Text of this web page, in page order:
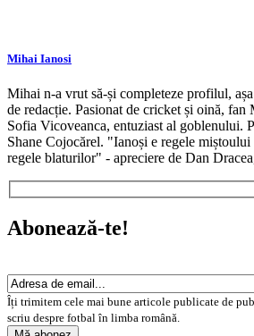
Mihai Ianosi
Mihai n-a vrut să-și completeze profilul,
de redacție. Pasionat de cricket și oină, fan
Sofia Vicoveanca, entuziast al goblenului.
Shane Cojocărel. "Ianoși e regele miștoului
regele blaturilor" - apreciere de Dan
Abonează-te!
Îți trimitem cele mai bune articole publicate de
scriu despre fotbal în limba română.